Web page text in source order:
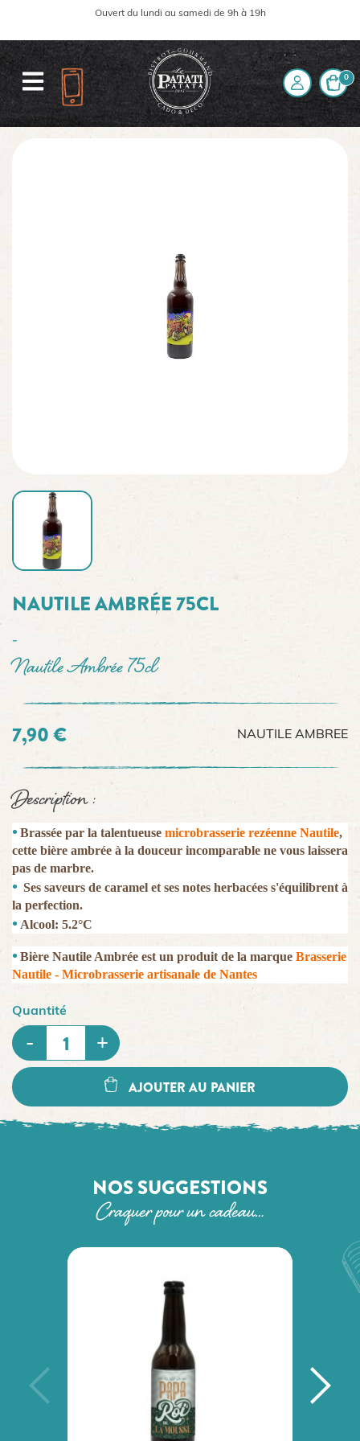
Ouvert du lundi au samedi de 9h à 19h
0
NAUTILE AMBRÉE 75CL
-
Nautile Ambrée 75cl
7,90 € NAUTILE AMBREE
Description :
Brassée par la talentueuse microbrasserie rezéenne Nautile,
cette bière ambrée à la douceur incomparable ne vous laissera
pas de marbre.
Ses saveurs de caramel et ses notes herbacées s'équilibrent à
la perfection.
Alcool: 5.2°C
Bière Nautile Ambrée est un produit de la marque Brasserie
Nautile - Microbrasserie artisanale de Nantes
Quantité
AJOUTER AU PANIER
NOS SUGGESTIONS
Craquer pour un cadeau…